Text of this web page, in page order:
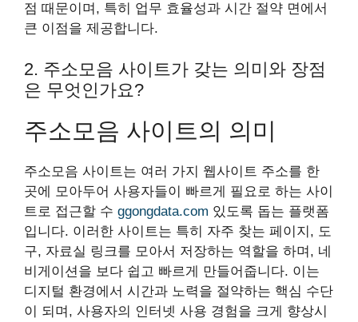
점 때문이며, 특히 업무 효율성과 시간 절약 면에서
큰 이점을 제공합니다.
2. 주소모음 사이트가 갖는 의미와 장점
은 무엇인가요?
주소모음 사이트의 의미
주소모음 사이트는 여러 가지 웹사이트 주소를 한
곳에 모아두어 사용자들이 빠르게 필요로 하는 사이
트로 접근할 수 ggongdata.com 있도록 돕는 플랫폼
입니다. 이러한 사이트는 특히 자주 찾는 페이지, 도
구, 자료실 링크를 모아서 저장하는 역할을 하며, 네
비게이션을 보다 쉽고 빠르게 만들어줍니다. 이는
디지털 환경에서 시간과 노력을 절약하는 핵심 수단
이 되며, 사용자의 인터넷 사용 경험을 크게 향상시